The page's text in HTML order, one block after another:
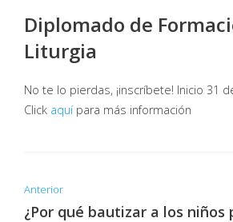
Diplomado de
Liturgia
No te lo pierdas, ¡inscríbete! Inicio 31
Click aquípara más información
Anterior
¿Por qué bautizar a los niños